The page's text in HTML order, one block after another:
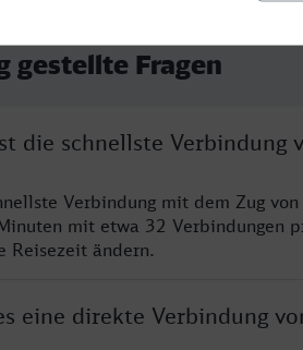
gestellte Fragen
die schnellste Verbindung
Verbindung mit dem Zug
mit etwa 32 Verbindungen
Reisezeit ändern.
eine direkte Verbindung